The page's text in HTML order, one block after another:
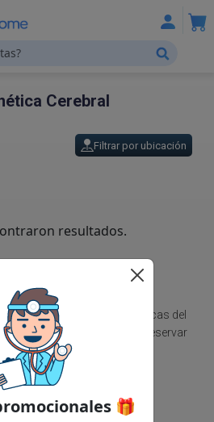
Cerebral
Filtrar por ubicación
resultados.
🎁
el precio en diferentes clínicas del
que puedas comparar y reservar